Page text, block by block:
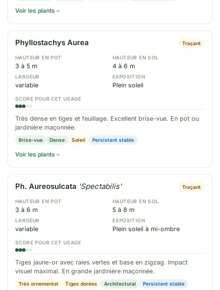
Voir les plants
Phyllostachys Aurea Traçant
HAUTEUR EN POT
3 à 5 m
HAUTEUR EN SOL
4 à 6 m
LARGEUR
variable
EXPOSITION
Plein soleil
SCORE POUR CET USAGE
Très dense en tiges et feuillage. Excellent brise-vue. En pot ou
jardinière maçonnée.
Brise-vue Dense Soleil Persistant stable
Voir les plants
Ph. Aureosulcata 'Spectabilis' Traçant
HAUTEUR EN POT
3 à 6 m
HAUTEUR EN SOL
5 à 8 m
LARGEUR
variable
EXPOSITION
Plein soleil à mi-ombre
SCORE POUR CET USAGE
Tiges jaune-or avec raies vertes et base en zigzag. Impact
visuel maximal. En grande jardinière maçonnée.
Très ornemental Tiges dorées Architectural Persistant stable